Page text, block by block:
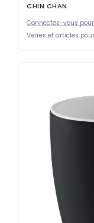
CHIN CHAN
Connectez-vous
Verres et articles